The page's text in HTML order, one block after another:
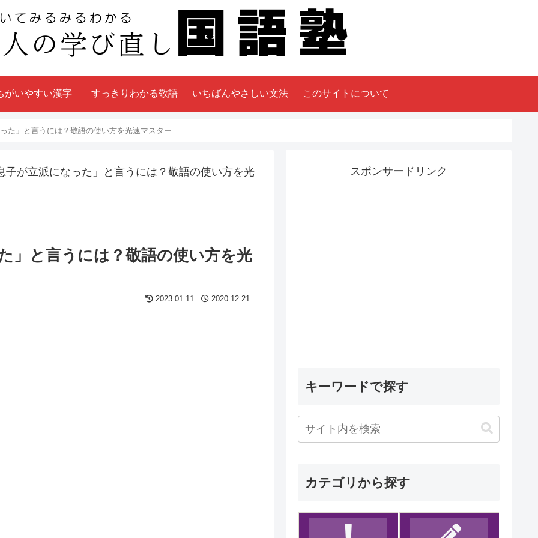
がいやすい漢字 すっきりわかる敬語 いちばんやさしい文法 このサイトについて
た」と言うには？敬語の使い方を光速マスター
子が立派になった」と言うには？敬語の使い方を光
」と言うには？敬語の使い方を光
2023.01.11 2020.12.21
スポンサードリンク
キーワードで探す
カテゴリから探す